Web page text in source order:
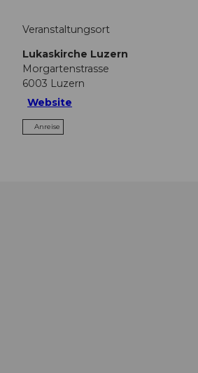
Veranstaltungsort
Lukaskirche Luzern
Morgartenstrasse
6003 Luzern
Website
Anreise